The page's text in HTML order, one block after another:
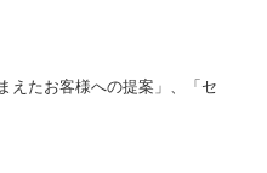
えたお客様への提案」、「セ